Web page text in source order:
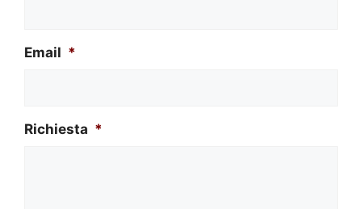
Email *
Richiesta *